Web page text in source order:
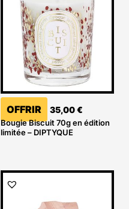
OFFRIR 35,00€
Bougie Biscuit 70g en édition
limitée – DIPTYQUE